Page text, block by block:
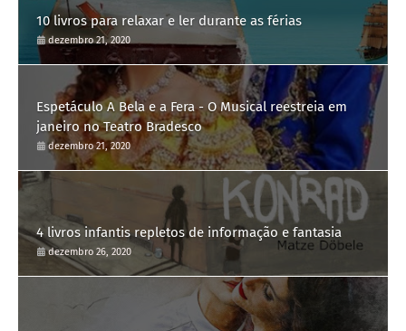
10 livros para relaxar e ler durante as férias
dezembro 21, 2020
Espetáculo A Bela e a Fera - O Musical reestreia em
janeiro no Teatro Bradesco
dezembro 21, 2020
4 livros infantis repletos de informação e fantasia
dezembro 26, 2020